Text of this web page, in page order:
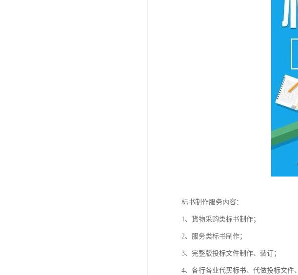
标书制作服务内容：
1、货物采购类标书制作；
2、服务类标书制作；
3、完整版投标文件制作、装订；
4、各行各业代买标书、代做投标文件